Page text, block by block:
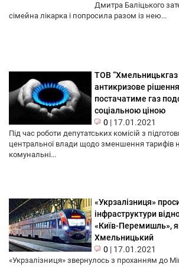
Дмитра Баліцького
сімейна лікарка і попросила разом із нею...
ТОВ “Хмельницькгаз
антикризове
постачатиме газ
соціальною ціною
0 | 17.01.2021
Під час роботи депутатських комісій з
центральної влади щодо зменшення тарифів
комунальні...
«Укрзалізниця»
інфраструктури
«Київ-Перемишль»,
Хмельницький
0 | 17.01.2021
«Укрзалізниця» звернулось з проханням до